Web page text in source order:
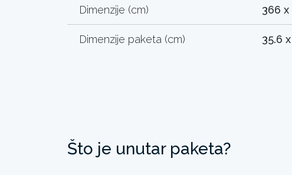
Dimenzije (cm) 366 x
Dimenzije paketa (cm) 35.6
Što je unutar paketa?